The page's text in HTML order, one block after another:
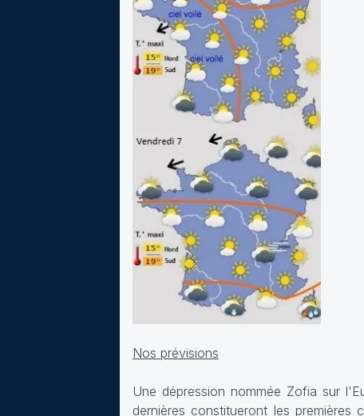
Nos prévisions
Une dépression nommée Zofia sur
dernières constitueront les